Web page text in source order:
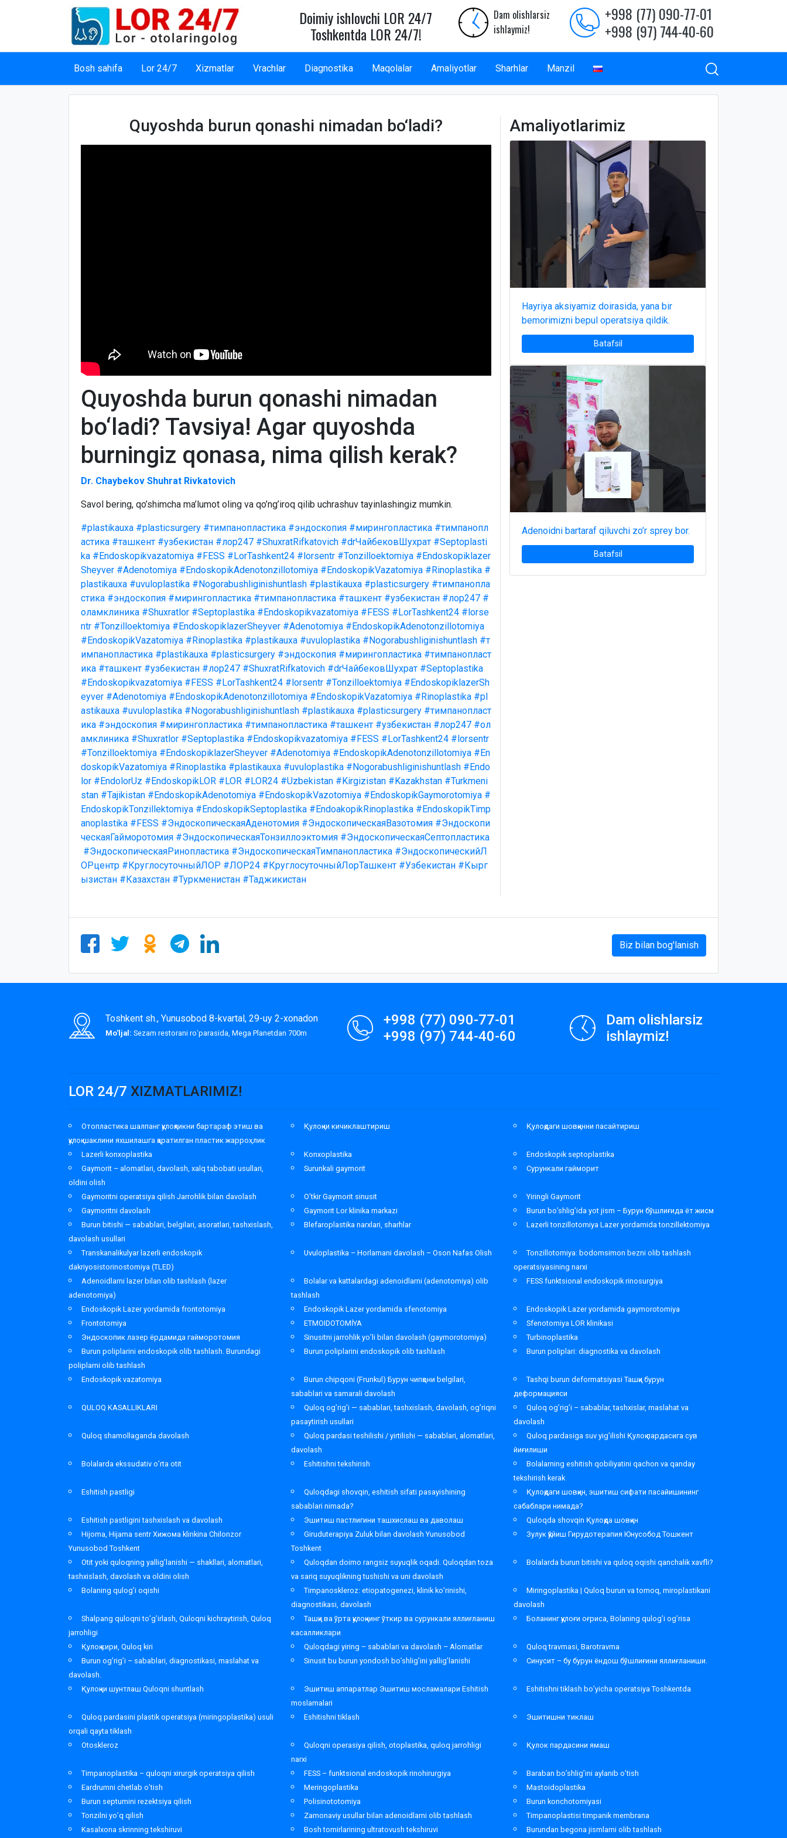
Doimiy ishlovchi LOR 24/7
Toshkentda LOR 24/7!
Dam olishlarsiz
ishlaymiz!
+998 (77) 090-77-01
+998 (97) 744-40-60
Bosh sahifa Lor 24/7 Xizmatlar Vrachlar Diagnostika Maqolalar Amaliyotlar Sharhlar Manzil
Quyoshda burun qonashi nimadan bo‘ladi?
Quyoshda burun qonashi nimadan
bo‘ladi? Tavsiya! Agar quyoshda
burningiz qonasa, nima qilish kerak?
Dr. Chaybekov Shuhrat Rivkatovich
Savol bering, qo’shimcha ma’lumot oling va qo’ng’iroq qilib uchrashuv tayinlashingiz mumkin.
#plastikauxa #plasticsurgery #тимпанопластика #эндоскопия #мирингопластика #тимпанопл
астика #ташкент #узбекистан #лор247 #ShuxratRifkatovich #drЧайбековШухрат #Septoplasti
ka #Endoskopikvazatomiya #FESS #LorTashkent24 #lorsentr #Tonzilloektomiya #Endoskopiklazer
Sheyver #Adenotomiya #EndoskopikAdenotonzillotomiya #EndoskopikVazatomiya #Rinoplastika #
plastikauxa #uvuloplastika #Nogorabushliginishuntlash #plastikauxa #plasticsurgery #тимпанопла
стика #эндоскопия #мирингопластика #тимпанопластика #ташкент #узбекистан #лор247 #
оламклиника #Shuxratlor #Septoplastika #Endoskopikvazatomiya #FESS #LorTashkent24 #lorse
ntr #Tonzilloektomiya #EndoskopiklazerSheyver #Adenotomiya #EndoskopikAdenotonzillotomiya
#EndoskopikVazatomiya #Rinoplastika #plastikauxa #uvuloplastika #Nogorabushliginishuntlash #т
импанопластика #plastikauxa #plasticsurgery #эндоскопия #мирингопластика #тимпанопласт
ика #ташкент #узбекистан #лор247 #ShuxratRifkatovich #drЧайбековШухрат #Septoplastika
#Endoskopikvazatomiya #FESS #LorTashkent24 #lorsentr #Tonzilloektomiya #EndoskopiklazerSh
eyver #Adenotomiya #EndoskopikAdenotonzillotomiya #EndoskopikVazatomiya #Rinoplastika #pl
astikauxa #uvuloplastika #Nogorabushliginishuntlash #plastikauxa #plasticsurgery #тимпанопласт
ика #эндоскопия #мирингопластика #тимпанопластика #ташкент #узбекистан #лор247 #ол
амклиника #Shuxratlor #Septoplastika #Endoskopikvazatomiya #FESS #LorTashkent24 #lorsentr
#Tonzilloektomiya #EndoskopiklazerSheyver #Adenotomiya #EndoskopikAdenotonzillotomiya #En
doskopikVazatomiya #Rinoplastika #plastikauxa #uvuloplastika #Nogorabushliginishuntlash #Endo
lor #EndolorUz #EndoskopikLOR #LOR #LOR24 #Uzbekistan #Kirgizistan #Kazakhstan #Turkmeni
stan #Tajikistan #EndoskopikAdenotomiya #EndoskopikVazotomiya #EndoskopikGaymorotomiya #
EndoskopikTonzillektomiya #EndoskopikSeptoplastika #EndoakopikRinoplastika #EndoskopikTimp
anoplastika #FESS #ЭндоскопическаяАденотомия #ЭндоскопическаяВазотомия #Эндоскопи
ческаяГайморотомия #ЭндоскопическаяТонзиллоэктомия #ЭндоскопическаяСептопластика
#ЭндоскопическаяРинопластика #ЭндоскопическаяТимпанопластика #ЭндоскопическийЛ
ОРцентр #КруглосуточныйЛОР #ЛОР24 #КруглосуточныйЛорТашкент #Узбекистан #Кырг
ызистан #Казахстан #Туркменистан #Таджикистан
Amaliyotlarimiz
Hayriya aksiyamiz doirasida, yana bir
bemorimizni bepul operatsiya qildik.
Batafsil
Adenoidni bartaraf qiluvchi zo’r sprey bor.
Batafsil
Biz bilan bog'lanish
Toshkent sh., Yunusobod 8-kvartal, 29-uy 2-xonadon
Mo'ljal: Sezam restorani roʻparasida, Mega Planetdan 700m
+998 (77) 090-77-01
+998 (97) 744-40-60
Dam olishlarsiz
ishlaymiz!
LOR 24/7 XIZMATLARIMIZ!
Отопластика шалпанг қулоқликни бартараф этиш ва
қулоқ шаклини яхшилашга қаратилган пластик жарроҳлик
Қулоқни кичиклаштириш Қулоқдаги шовқинни пасайтириш
Lazerli konxoplastika Konxoplastika
Endoskopik septoplastika
Gaymorit – alomatlari, davolash, xalq tabobati usullari,
oldini olish
Surunkali gaymorit Сурункали гайморит
Gaymoritni operatsiya qilish Jarrohlik bilan davolash O’tkir Gaymorit sinusit
Yiringli Gaymorit
Gaymoritni davolash
Gaymorit Lor klinika markazi
Burun bo’shlig’ida yot jism – Бурун бўшлиғида ёт жисм
Burun bitishi — sabablari, belgilari, asoratlari, tashxislash,
davolash usullari
Blefaroplastika narxlari, sharhlar Lazerli tonzillotomiya Lazer yordamida tonzillektomiya
Transkanalikulyar lazerli endoskopik
dakriyosistorinostomiya (TLED)
Uvuloplastika – Horlamani davolash – Oson Nafas Olish
Tonzillotomiya: bodomsimon bezni olib tashlash
operatsiyasining narxi
Adenoidlarni lazer bilan olib tashlash (lazer
adenotomiya)
Bolalar va kattalardagi adenoidlarni (adenotomiya) olib
tashlash
FESS funktsional endoskopik rinosurgiya
Endoskopik Lazer yordamida frontotomiya Endoskopik Lazer yordamida sfenotomiya
Endoskopik Lazer yordamida gaymorotomiya
Frontotomiya
ETMOIDOTOMİYA
Sfenotomiya LOR klinikasi
Эндоскопик лазер ёрдамида гайморотомия
Sinusitni jarrohlik yo’li bilan davolash (gaymorotomiya)
Turbinoplastika
Burun poliplarini endoskopik olib tashlash. Burundagi
poliplarni olib tashlash
Burun poliplarini endoskopik olib tashlash Burun poliplari: diagnostika va davolash
Endoskopik vazatomiya
Burun chipqoni (Frunkul) Бурун чипқони belgilari,
sabablari va samarali davolash
Tashqi burun deformatsiyasi Ташқи бурун
деформацияси
QULOQ KASALLIKLARI
Quloq og’rig’i — sabablari, tashxislash, davolash, og’riqni
pasaytirish usullari
Quloq og’rig’i – sabablar, tashxislar, maslahat va
davolash
Quloq shamollaganda davolash
Quloq pardasi teshilishi / yirtilishi — sabablari, alomatlari,
davolash
Quloq pardasiga suv yig’ilishi Қулоқ пардасига сув
йиғилиши
Bolalarda ekssudativ o’rta otit
Eshitishni tekshirish
Bolalarning eshitish qobiliyatini qachon va qanday
tekshirish kerak
Eshitish pastligi
Quloqdagi shovqin, eshitish sifati pasayishining
sabablari nimada?
Қулоқдаги шовқин, эшитиш сифати пасайишининг
сабаблари нимада?
Eshitish pastligini tashxislash va davolash
Эшитиш пастлигини ташхислаш ва даволаш
Quloqda shovqin Қулоқда шовқин
Hijoma, Hijama sentr Хижома klinkina Chilonzor
Yunusobod Toshkent
Giruduterapiya Zuluk bilan davolash Yunusobod
Toshkent
Зулук қўйиш Гирудотерапия Юнусобод Тошкент
Otit yoki quloqning yallig’lanishi — shakllari, alomatlari,
tashxislash, davolash va oldini olish
Quloqdan doimo rangsiz suyuqlik oqadi. Quloqdan toza
va sariq suyuqlikning tushishi va uni davolash
Bolalarda burun bitishi va quloq oqishi qanchalik xavfli?
Bolaning qulog’i oqishi
Timpanoskleroz: etiopatogenezi, klinik ko’rinishi,
diagnostikasi, davolash
Miringoplastika | Quloq burun va tomoq, miroplastikani
davolash
Shalpang quloqni to’g’irlash, Quloqni kichraytirish, Quloq
jarrohligi
Ташқи ва ўрта қулоқнинг ўткир ва сурункали яллиғланиш
касалликлари
Боланинг қулоғи оғриса, Bolaning qulog’i og’risa
Қулоқ кири, Quloq kiri Quloqdagi yiring – sabablari va davolash – Alomatlar
Quloq travmasi, Barotravma
Burun og’rig’i – sabablari, diagnostikasi, maslahat va
davolash.
Sinusit bu burun yondosh bo’shlig’ini yallig’lanishi Синусит – бу бурун ёндош бўшлиғини яллиғланиши.
Қулоқни шунтлаш Quloqni shuntlash
Эшитиш аппаратлар Эшитиш мосламалари Eshitish
moslamalari
Eshitishni tiklash bo’yicha operatsiya Toshkentda
Quloq pardasini plastik operatsiya (miringoplastika) usuli
orqali qayta tiklash
Eshitishni tiklash Эшитишни тиклаш
Otoskleroz
Quloqni operasiya qilish, otoplastika, quloq jarrohligi
narxi
Қулок пардасини ямаш
Timpanoplastika – quloqni xirurgik operatsiya qilish FESS – funktsional endoskopik rinohirurgiya
Baraban bo’shlig’ini aylanib o’tish
Eardrumni chetlab o’tish
Meringoplastika
Mastoidoplastika
Burun septumini rezektsiya qilish
Polisinototomiya
Burun konchotomiyasi
Tonzilni yo’q qilish
Zamonaviy usullar bilan adenoidlarni olib tashlash
Timpanoplastisi timpanik membrana
Kasalxona skrinning tekshiruvi
Bosh tomirlarining ultratovush tekshiruvi Burundan begona jismlarni olib tashlash